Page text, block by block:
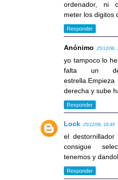
ordenador, ni
meter los digitos
Responder
Anónimo 25/12/08,
yo tampoco lo
falta un
derecha y sube
Responder
Lock 25/12/08, 18:49
el
consigue
tenemos y
Responder